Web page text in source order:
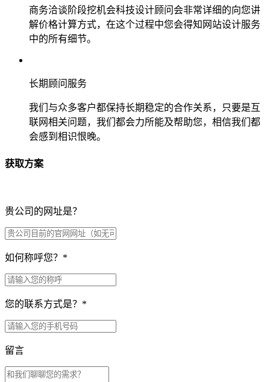
商务洽谈阶段挖机会科技设计顾问会非常详细的向您讲
解价格计算方式，在这个过程中您会得知网站设计服务
中的所有细节。
长期顾问服务
我们与众多客户都保持长期稳定的合作关系，只要是互
联网相关问题，我们都会力所能及帮助您，相信我们都
会感到相识恨晚。
获取方案
贵公司的网址是？
如何称呼您？ *
您的联系方式是？ *
留言